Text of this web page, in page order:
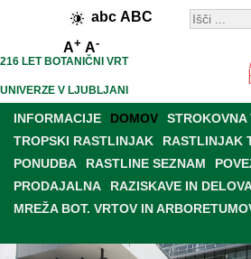
abc ABC
A+ A-
216 LET BOTANIČNI VRT
UNIVERZE V LJUBLJANI
INFORMACIJE DOMOV STROKOVNA
TROPSKI RASTLINJAK
RASTLINJAK
PONUDBA
RASTLINE SEZNAM
PRODAJALNA
RAZISKAVE IN
MREŽA BOT. VRTOV IN